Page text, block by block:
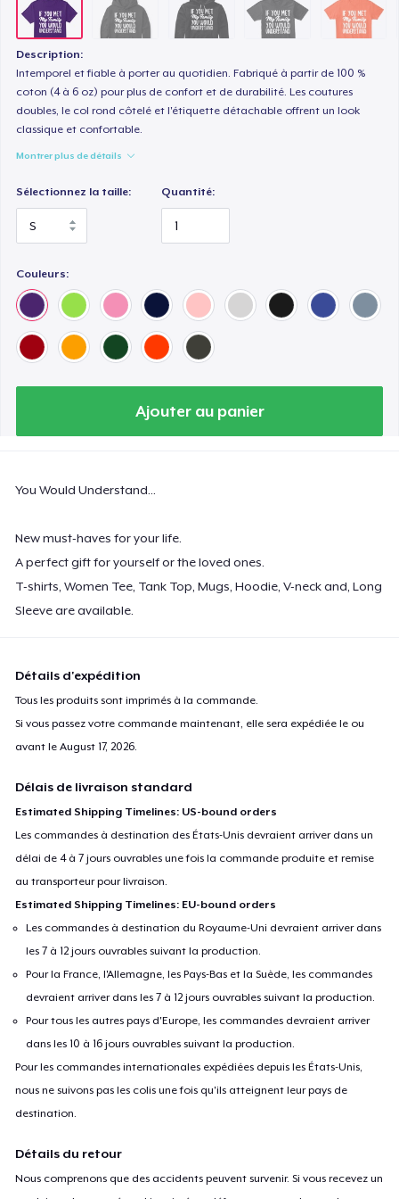
Description:
Intemporel et fiable à porter au quotidien. Fabriqué à partir de 100 %
coton (4 à 6 oz) pour plus de confort et de durabilité. Les coutures
doubles, le col rond côtelé et l'étiquette détachable offrent un look
classique et confortable.
Montrer plus de détails
Sélectionnez la taille: Quantité:
Couleurs:
Ajouter au panier
You Would Understand...
New must-haves for your life.
A perfect gift for yourself or the loved ones.
T-shirts, Women Tee, Tank Top, Mugs, Hoodie, V-neck and, Long
Sleeve are available.
Détails d'expédition
Tous les produits sont imprimés à la commande.
Si vous passez votre commande maintenant, elle sera expédiée le ou
avant leAugust 17, 2026
Délais de livraison standard
Estimated Shipping Timelines: US-bound orders
Les commandes à destination des États-Unis devraient arriver dans un
délai de 4 à 7 jours ouvrables une fois la commande produite et remise
au transporteur pour livraison.
Estimated Shipping Timelines: EU-bound orders
Les commandes à destination du Royaume-Uni devraient arriver dans
les 7 à 12 jours ouvrables suivant la production.
Pour la France, l'Allemagne, les Pays-Bas et la Suède, les commandes
devraient arriver dans les 7 à 12 jours ouvrables suivant la production.
Pour tous les autres pays d'Europe, les commandes devraient arriver
dans les 10 à 16 jours ouvrables suivant la production.
Pour les commandes internationales expédiées depuis les États-Unis,
nous ne suivons pas les colis une fois qu'ils atteignent leur pays de
destination.
Détails du retour
Nous comprenons que des accidents peuvent survenir. Si vous recevez un
Premium V-Neck Tee
28,99 $US
Women's Premium V-Neck Tee
28,99 $US
36,99 $US
Women's Comfort Tee
26,99 $US
Women's Flowy Tank Top
27,99 $US
Premium Tank Top
28,99 $US
28,99 $US
Premium V-Neck Tee